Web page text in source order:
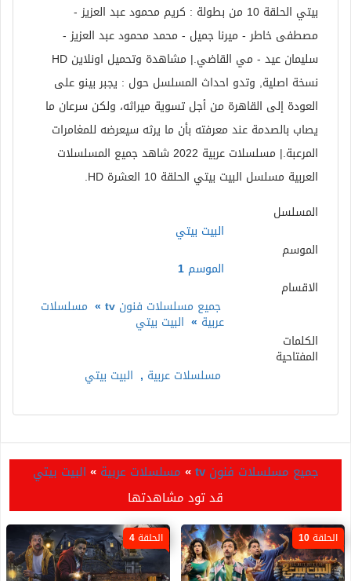
بيتي الحلقة 10 من بطولة : كريم محمود عبد العزيز -
مصطفى خاطر - ميرنا جميل - محمد محمود عبد العزيز -
سليمان عيد - مي القاضي.| مشاهدة وتحميل اونلاين HD
نسخة اصلية, وتدو احداث المسلسل حول : يجبر بينو على
العودة إلى القاهرة من أجل تسوية ميراثه، ولكن سرعان ما
يصاب بالصدمة عند معرفته بأن ما يرثه سيعرضه للمغامرات
المرعبة.| مسلسلات عربية 2022 شاهد جميع المسلسلات
العربية مسلسل البيت بيتي الحلقة 10 العشرة HD.
المسلسل
البيت بيتي
الموسم
الموسم 1
الاقسام
جميع مسلسلات فنون tv
» مسلسلات
عربية » البيت بيتي
الكلمات
المفتاحية
مسلسلات عربية , البيت بيتي
جميع مسلسلات فنون tv » مسلسلات عربية » البيت بيتي
قد تود مشاهدتها
الحلقة 10 الحلقة 4